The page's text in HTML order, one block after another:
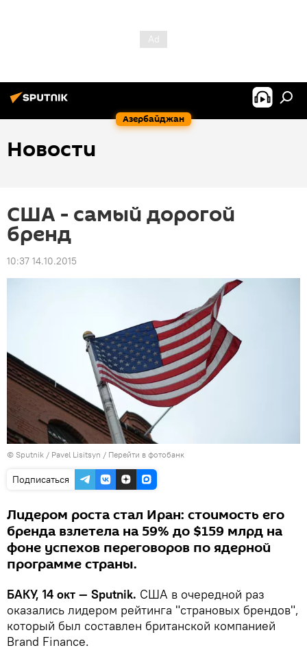
Азербайджан
Новости
США - самый дорогой
бренд
10:37 14.10.2015
© Sputnik / Pavel Lisitsyn / Перейти в фотобанк
Подписаться
Лидером роста стал Иран: стоимость его
бренда взлетела на 59% до $159 млрд на
фоне успехов переговоров по ядерной
программе страны.
БАКУ, 14 окт — Sputnik. США в очередной раз
оказались лидером рейтинга "страновых брендов",
который был составлен британской компанией
Brand Finance.